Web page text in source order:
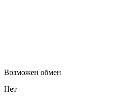
Возможен обмен
Нет